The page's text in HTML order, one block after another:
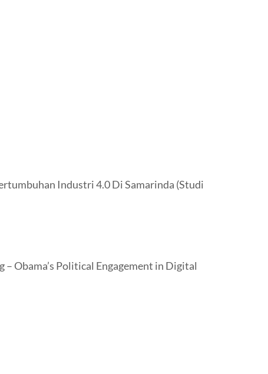
Industri 4.0 Di Samarinda (Studi
Obama’s Political Engagement in Digital